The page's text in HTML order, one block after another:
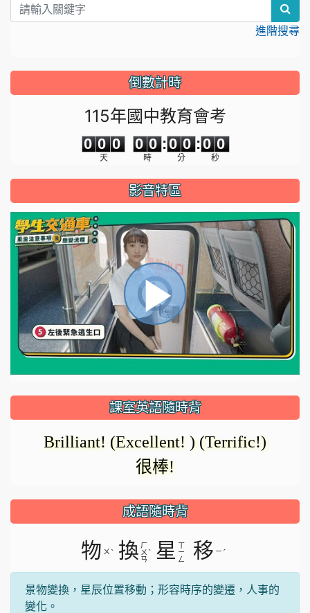
進階搜尋
倒數計時
115年國中教育會考
0
0
0
0
0
0
天
0
0
0
0
時
:
0
0
0
0
分
:
0
0
0
0
秒
影音特區
視
頻
播
放
正
載
入。
播
放
影
片
課室英語隨時背
Brilliant! (Excellent! ) (Terrific!)
很棒!
成語隨時背
物 ㄨ ˋ 換 ㄏ
ㄨ
ㄢ
ˋ 星 ㄒ
ㄧ
ㄥ
移 ㄧ ˊ
景物變換，星辰位置移動；形容時序的變遷，人事的
變化。